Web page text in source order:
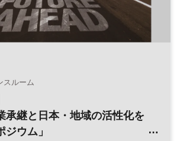
スルーム
承継と日本・地域の活性化を
ウム」